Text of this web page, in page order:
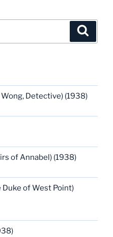
Detective) (1938)
of Annabel) (1938)
Duke of West Point)